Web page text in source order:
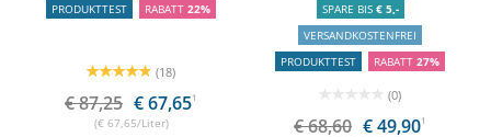
PRODUKTTEST
RABATT 22%
(18)
€ 87,25 € 67,651
(€ 67,65/Liter)
SPARE BIS € 5,-
VERSANDKOSTENFREI
PRODUKTTEST
RABATT 27%
(0)
€ 68,60 € 49,901